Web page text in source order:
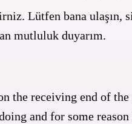
Lütfen bana ulaşın,
mutluluk duyarım.
the receiving end of
and for some